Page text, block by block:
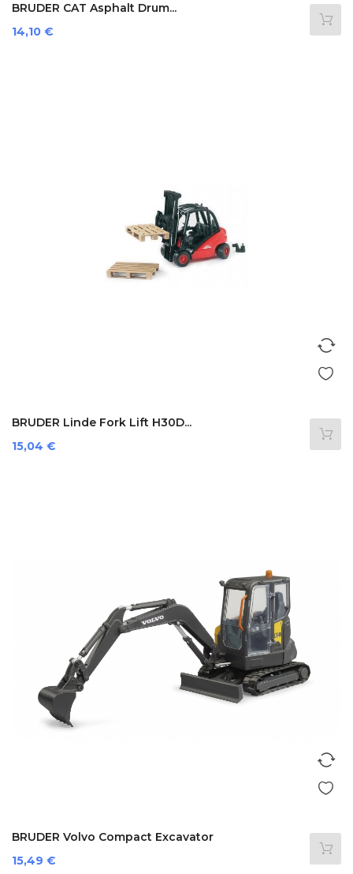
BRUDER CAT Asphalt Drum...
Prezzo
14,10 €
BRUDER Linde Fork Lift H30D...
Prezzo
15,04 €
BRUDER Volvo Compact Excavator
Prezzo
15,49 €